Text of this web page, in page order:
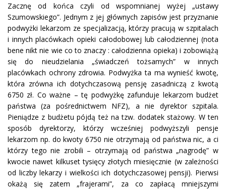
Zacznę od końca czyli od wspomnianej wyżej „ustawy
Szumowskiego”. Jednym z jej głównych zapisów jest przyznanie
podwyżki lekarzom ze specjalizacją, którzy pracują w szpitalach
i innych placówkach opieki całodobowej lub całodziennej (nota
bene nikt nie wie co to znaczy : całodzienna opieka) i zobowiążą
się do nieudzielania „świadczeń tożsamych” w innych
placówkach ochrony zdrowia. Podwyżka ta ma wynieść kwotę,
która zrówna ich dotychczasową pensję zasadniczą z kwotą
6750 zł. Co ważne – tę podwyżkę zafunduje lekarzom budżet
państwa (za pośrednictwem NFZ), a nie dyrektor szpitala.
Pieniądze z budżetu pójdą też na tzw. dodatek stażowy. W ten
sposób dyrektorzy, którzy wcześniej podwyższyli pensje
lekarzom np. do kwoty 6750 nie otrzymają od państwa nic, a ci
którzy tego nie zrobili – otrzymają od państwa „nagrodę” w
kwocie nawet kilkuset tysięcy złotych miesięcznie (w zależności
od liczby lekarzy i wielkości ich dotychczasowej pensji). Pierwsi
okażą się zatem „frajerami”, za co zapłacą mniejszymi